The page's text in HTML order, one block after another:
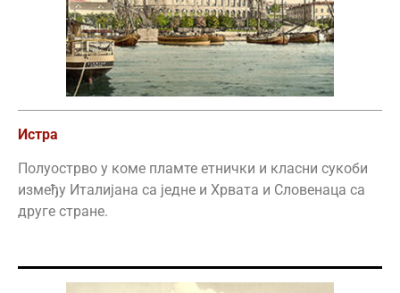
Истра
Полуострво у коме пламте етнички и класни сукоби
између Италијана са једне и Хрвата и Словенаца са
друге стране.